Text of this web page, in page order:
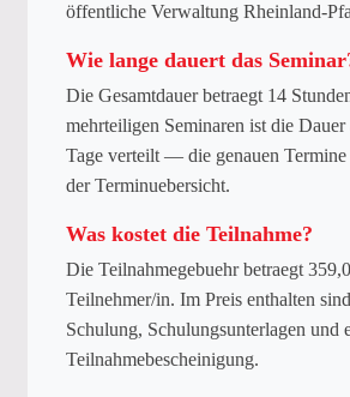
öffentliche Verwaltung Rheinland-
Wie lange dauert das
Die Gesamtdauer betraegt 14
mehrteiligen Seminaren ist die Dauer
Tage verteilt — die genauen
der Terminuebersicht.
Was kostet die Teilnahme?
Die Teilnahmegebuehr betraegt
Teilnehmer/in. Im Preis enthalten
Schulung, Schulungsunterlagen und
Teilnahmebescheinigung.